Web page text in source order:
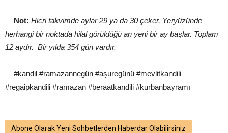
Not: Hicri takvimde aylar 29 ya da 30 çeker. Yeryüzünde
herhangi bir noktada hilal görüldüğü an yeni bir ay başlar. Toplam
12 aydır. Bir yılda 354 gün vardır.
#kandil #ramazannegün #aşuregünü #mevlitkandili
#regaipkandili #ramazan #beraatkandili #kurbanbayramı
Abone Olarak Yeni Sohbetlerden Haberdar Olabilirsiniz